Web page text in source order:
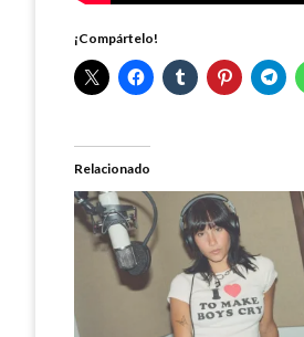
¡Compártelo!
Relacionado